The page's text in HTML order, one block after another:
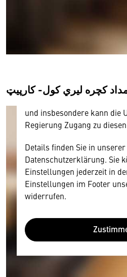
کچره لیري کول- کارپیټ
Hier würden wir Ihnen
Inhalt anzeigen. Dafür
Ihre Zustimmung, da Ihr
personenbezogene
Diese Daten unterliegen
und insbesondere kann die
Regierung Zugang zu
Details finden Sie in unserer
Datenschutzerklärung. Sie
Einstellungen jederzeit in
Einstellungen im Footer
widerrufen.